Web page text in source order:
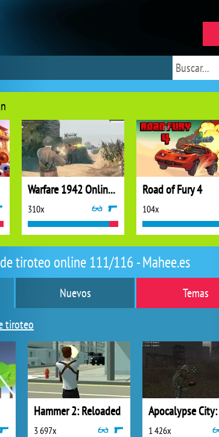
tiroteo online 111/116 - Mahee.es
Nuevos
Temas
tiroteo
Hammer 2: Reloaded
3 697x 1 426x
Warfare 1942 Online Shooter
310x
Road of Fury 4
104x